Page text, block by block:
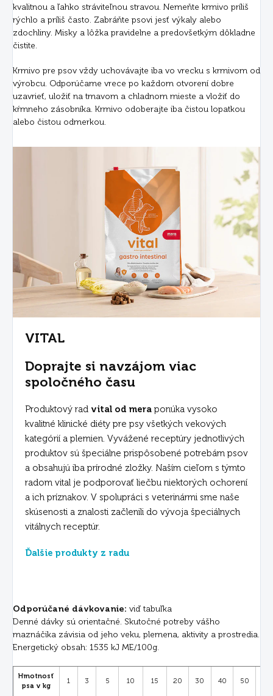
kvalitnou a ľahko stráviteľnou stravou. Nemeňte krmivo príliš
rýchlo a príliš často. Zabráňte psovi jesť výkaly alebo
zdochliny. Misky a lôžka pravidelne a predovšetkým dôkladne
čistite.
Krmivo pre psov vždy uchovávajte iba vo vrecku s krmivom od
výrobcu. Odporúčame vrece po každom otvorení dobre
uzavrieť, uložiť na tmavom a chladnom mieste a vložiť do
kŕmneho zásobníka. Krmivo odoberajte iba čistou lopatkou
alebo čistou odmerkou.
VITAL
Doprajte si navzájom viac
spoločného času
Produktový rad vital od mera ponúka vysoko
kvalitné klinické diéty pre psy všetkých vekových
kategórií a plemien. Vyvážené receptúry jednotlivých
produktov sú špeciálne prispôsobené potrebám psov
a obsahujú iba prírodné zložky. Naším cieľom s týmto
radom vital je podporovať liečbu niektorých ochorení
a ich príznakov. V spolupráci s veterinármi sme naše
skúsenosti a znalosti začlenili do vývoja špeciálnych
vitálnych receptúr.
Ďalšie produkty z radu
Odporúčané dávkovanie: viď tabuľka
Denné dávky sú orientačné. Skutočné potreby vášho
maznáčika závisia od jeho veku, plemena, aktivity a prostredia.
Energetický obsah: 1535 kJ ME/100g.
Hmotnosť
psa v kg
1 3 5 10 15 20 30 40 50